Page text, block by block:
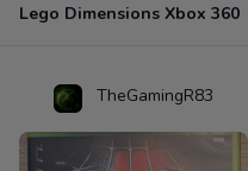
Lego Dimensions Xbox 360
TheGamingR83